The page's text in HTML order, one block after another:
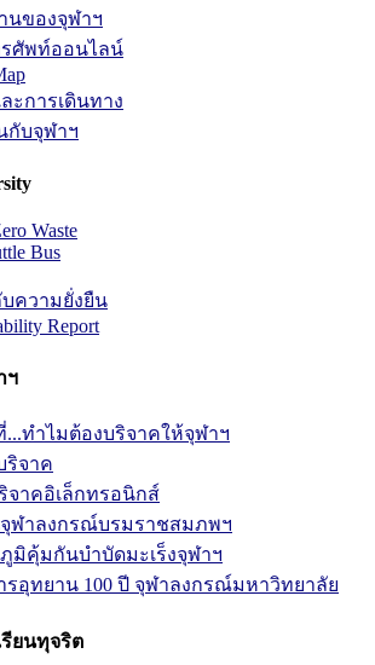
นของจุฬาฯ
ศัพท์ออนไลน์
ะการเดินทาง
กับจุฬาฯ
Waste
Bus
ความยั่งยืน
Report
ฯ
...ทำไมต้องบริจาคให้จุฬาฯ
ริจาค
จาคอิเล็กทรอนิกส์
ฬาลงกรณ์บรมราชสมภพฯ
มิคุ้มกันบำบัดมะเร็งจุฬาฯ
รอุทยาน 100 ปี จุฬาลงกรณ์มหาวิทยาลัย
รียนทุจริต